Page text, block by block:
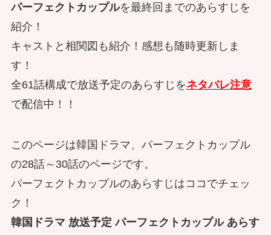
パーフェクトカップルを最終回までのあらすじを
紹介！
キャストと相関図も紹介！感想も随時更新しま
す！
全61話構成で放送予定のあらすじをネタバレ注意
で配信中！！
このページは韓国ドラマ、パーフェクトカップル
の28話～30話のページです。
パーフェクトカップルのあらすじはココでチェッ
ク！
韓国ドラマ 放送予定 パーフェクトカップル あらす